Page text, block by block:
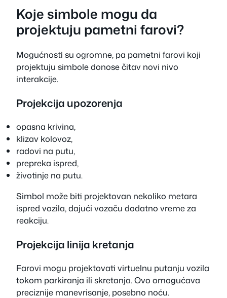
Koje simbole mogu da
projektuju pametni farovi?
Mogućnosti su ogromne, pa pametni farovi koji
projektuju simbole donose čitav novi nivo
interakcije.
Projekcija upozorenja
opasna krivina,
klizav kolovoz,
radovi na putu,
prepreka ispred,
životinje na putu.
Simbol može biti projektovan nekoliko metara
ispred vozila, dajući vozaču dodatno vreme za
reakciju.
Projekcija linija kretanja
Farovi mogu projektovati virtuelnu putanju vozila
tokom parkiranja ili skretanja. Ovo omogućava
preciznije manevrisanje, posebno noću.